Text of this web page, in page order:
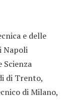
e delle
Napoli
di Trento,
di Milano,